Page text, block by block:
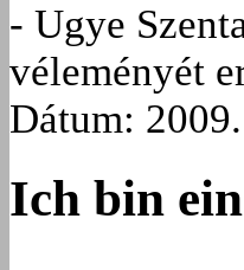
- Ugye
véleményét
Dátum:
Ich bin